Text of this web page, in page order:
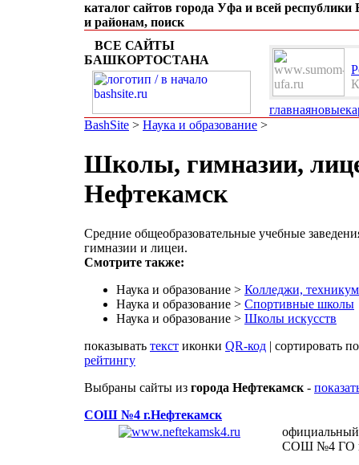
каталог сайтов города Уфа и всей
и районам, поиск
ВСЕ САЙТЫ
БАШКОРТОСТАНА
главнаяновые
BashSite > Наука и образование >
Школы, гимназии,
Нефтекамск
Средние общеобразовательные учебные
гимназии и лицеи.
Смотрите также:
Наука и образование > Колледжи,
Наука и образование > Спортивные школы
Наука и образование > Школы искусств
показывать текст иконки QR-код | сортировать
рейтингу
Выбраны сайты из города Нефтекамск -
СОШ №4 г.Нефтекамск
СОШ №4 ГО